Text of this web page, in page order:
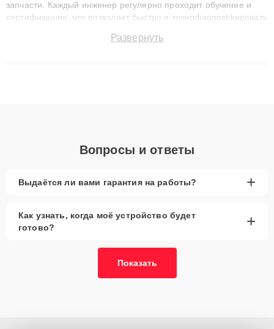
запчасти. Каждый инженер регулярно проходит обучение и
сертификацию, что позволяет быстро и точноdiagnostikировать
до 3 лет. Наши мастера решают сложные случаи: от замены
Развернуть
Вопросы и ответы
Выдаётся ли вами гарантия на работы? +
Как узнать, когда моё устройство будет
готово?
+
Показать